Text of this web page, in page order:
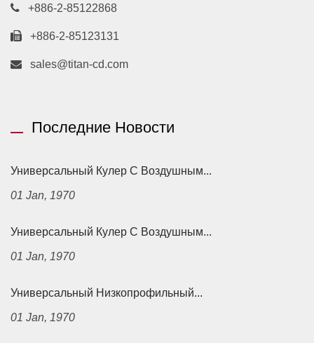
+886-2-85122868
+886-2-85123131
sales@titan-cd.com
Последние Новости
Универсальный Кулер С Воздушным...
01 Jan, 1970
Универсальный Кулер С Воздушным...
01 Jan, 1970
Универсальный Низкопрофильный...
01 Jan, 1970